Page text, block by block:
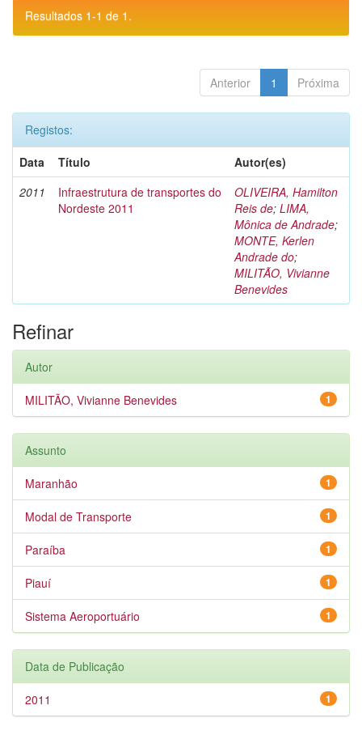
Resultados 1-1 de 1.
Anterior 1 Próxima
Registos:
Data
Título
Autor(es)
2011
Infraestrutura de transportes do
Nordeste 2011
OLIVEIRA, Hamilton
Reis de; LIMA,
Mônica de Andrade;
MONTE, Kerlen
Andrade do;
MILITÃO, Vivianne
Benevides
Refinar
Autor
1
MILITÃO, Vivianne Benevides
Assunto
1
Maranhão
1
Modal de Transporte
1
Paraíba
1
Piauí
1
Sistema Aeroportuário
Data de Publicação
1
2011